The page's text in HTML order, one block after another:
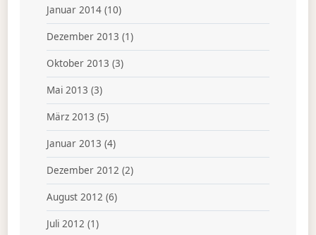
Januar 2014(10)
Dezember 2013 (1)
Oktober 2013 (3)
Mai 2013 (3)
März 2013 (5)
Januar 2013 (4)
Dezember 2012 (2)
August 2012 (6)
Juli 2012 (1)